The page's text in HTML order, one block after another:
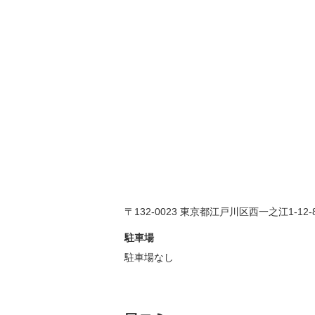
〒132-0023 東京都江戸川区西一之江1-12-
駐車場
駐車場なし